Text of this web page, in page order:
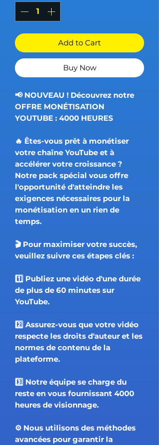
Add to Cart
Buy Now
📢 NOUVEAU ! Découvrez notre
OFFRE MONÉTISATION
YOUTUBE : 4000 HEURES
🔥 Êtes-vous prêt à monétiser
votre chaîne YouTube et à
accélérer votre croissance ?
Notre pack spécial vous offre
l'opportunité d'atteindre les
exigences nécessaires pour la
monétisation en un rien de
temps.
🎬 Pour maximiser votre succès,
veuillez suivre ces étapes clés :
1️⃣ Publiez une vidéo d'une durée
de plus de 60 minutes sur
YouTube.
2️⃣ Assurez-vous que votre vidéo
respecte les droits d'auteur et les
normes de contenu de la
plateforme.
3️⃣ Notre équipe se charge du
reste en vous fournissant 4000
heures de visionnage.
⚙️ Nous utilisons des méthodes
avancées pour garantir la